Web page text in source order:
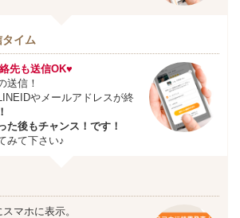
イム
先も送信OK♥
送信！
やメールアドレスが終
た後もチャンス！です！
みて下さい♪
マホに表示。